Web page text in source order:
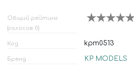
Общий рейтинг
(голосов: 0)
Код kpm0513
Бренд KP MODELS